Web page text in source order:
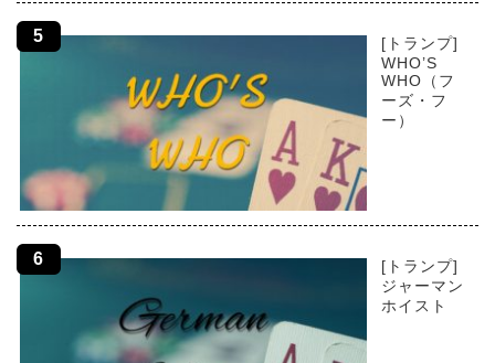
[トランプ]
WHO’S
WHO（フ
ーズ・フ
ー）
[トランプ]
ジャーマン
ホイスト